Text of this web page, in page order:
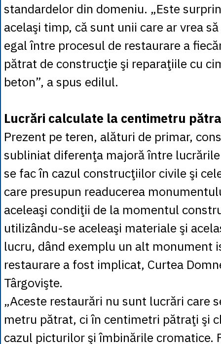
standardelor din domeniu. „Este
acelaşi timp, că sunt unii care ar vrea
egal între procesul de restaurare a
pătrat de construcţie şi reparaţiile cu
beton”, a spus edilul.
Lucrări calculate la centimetru
Prezent pe teren, alături de primar,
subliniat diferenţa majoră între
se fac în cazul construcţiilor civile şi
care presupun readucerea
aceleaşi condiţii de la momentul
utilizându-se aceleaşi materiale şi
lucru, dând exemplu un alt monument
restaurare a fost implicat, Curtea
Târgovişte.
„Aceste restaurări nu sunt lucrări care
metru pătrat, ci în centimetri pătraţi şi
cazul picturilor şi îmbinările cromatice.